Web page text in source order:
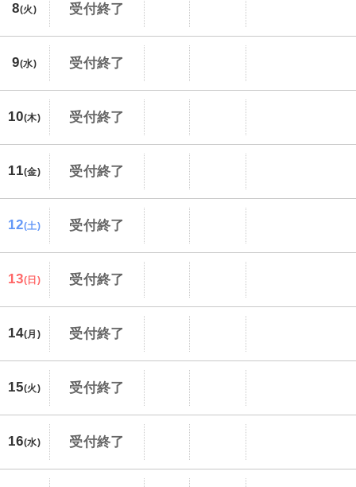
8(火) 受付終了
9(水) 受付終了
10(木) 受付終了
11(金) 受付終了
12(土) 受付終了
13(日) 受付終了
14(月) 受付終了
15(火) 受付終了
16(水) 受付終了